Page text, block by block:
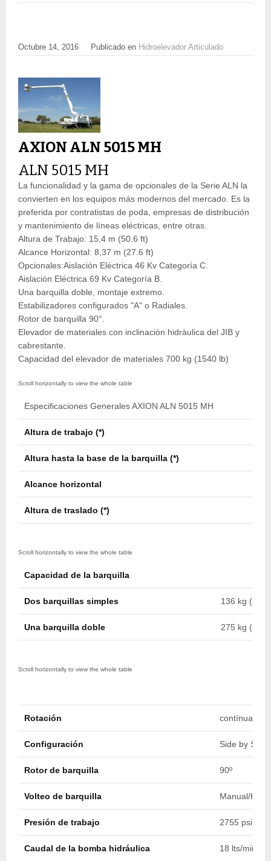
Octubre 14, 2016 Publicado en Hidroelevador Articulado
AXION ALN 5015 MH
ALN 5015 MH
La funcionalidad y la gama de opcionales de la Serie ALN la
convierten en los equipos más modernos del mercado. Es la
preferida por contratistas de poda, empresas de distribución
y mantenimiento de líneas eléctricas, entre otras.
Altura de Trabajo: 15,4 m (50.6 ft)
Alcance Horizontal: 8,37 m (27.6 ft)
Opcionales:Aislación Eléctrica 46 Kv Categoría C.
Aislación Eléctrica 69 Kv Categoría B.
Una barquilla doble, montaje extremo.
Estabilizadores configurados "A" o Radiales.
Rotor de barquilla 90°.
Elevador de materiales con inclinaciòn hidràulica del JIB y
cabrestante.
Capacidad del elevador de materiales 700 kg (1540 lb)
Especificaciones Generales AXION ALN 5015 MH
Altura de trabajo (*)
Altura hasta la base de la barquilla (*)
Alcance horizontal
Altura de traslado (*)
Capacidad de la barquilla
Dos barquillas simples 136 kg (300
Una barquilla doble 275 kg (600
Rotación contínua
Configuración Side by Side
Rotor de barquilla 90º
Volteo de barquilla Manual/
Presión de trabajo 2755 psi
Caudal de la bomba hidráulica 18 lts/min